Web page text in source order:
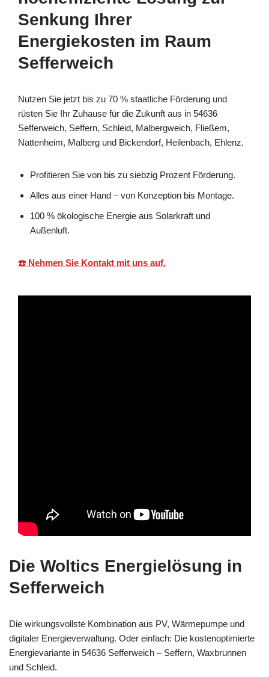
Senkung Ihrer
Energiekosten im Raum
Sefferweich
Nutzen Sie jetzt bis zu 70 % staatliche Förderung und
rüsten Sie Ihr Zuhause für die Zukunft aus in 54636
Sefferweich, Seffern, Schleid, Malbergweich, Fließem,
Nattenheim, Malberg und Bickendorf, Heilenbach, Ehlenz.
Profitieren Sie von bis zu siebzig Prozent Förderung.
Alles aus einer Hand – von Konzeption bis Montage.
100 % ökologische Energie aus Solarkraft und
Außenluft.
☎️ Nehmen Sie Kontakt mit uns auf.
Die Woltics Energielösung in
Sefferweich
Die wirkungsvollste Kombination aus PV, Wärmepumpe und
digitaler Energieverwaltung. Oder einfach: Die kostenoptimierte
Energievariante in 54636 Sefferweich – Seffern, Waxbrunnen
und Schleid.